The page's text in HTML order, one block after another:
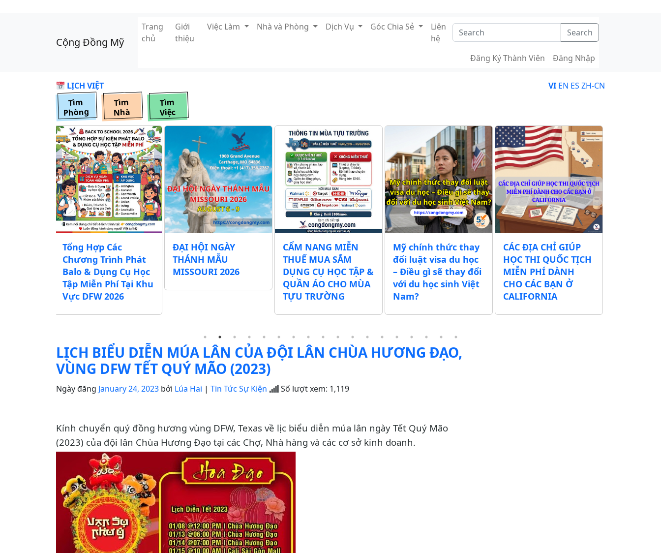
Cộng Đồng Mỹ
Trang
chủ
Giới
thiệu
Việc Làm Nhà và Phòng Dịch Vụ Góc Chia Sẻ
Liên
hệ
Search
Đăng Ký Thành Viên Đăng Nhập
LỊCH VIỆT VI EN ES ZH-CN
Tìm
Phòng
Tìm
Nhà
Tìm
Việc
Tổng Hợp Các
Chương Trình Phát
Balo & Dụng Cụ Học
Tập Miễn Phí Tại Khu
Vực DFW 2026
ĐẠI HỘI NGÀY
THÁNH MẪU
MISSOURI 2026
CẨM NANG MIỄN
THUẾ MUA SẮM
DỤNG CỤ HỌC TẬP &
QUẦN ÁO CHO MÙA
TỰU TRƯỜNG
Mỹ chính thức thay
đổi luật visa du học
– Điều gì sẽ thay đổi
với du học sinh Việt
Nam?
CÁC ĐỊA CHỈ GIÚP
HỌC THI QUỐC TỊCH
MIỄN PHÍ DÀNH
CHO CÁC BẠN Ở
CALIFORNIA
LỊCH BIỂU DIỄN MÚA LÂN CỦA ĐỘI LÂN CHÙA HƯƠNG ĐẠO,
VÙNG DFW TẾT QUÝ MÃO (2023)
Ngày đăng January 24, 2023 bởi Lúa Hai | Tin Tức Sự Kiện Số lượt xem: 1,119
Kính chuyển quý đồng hương vùng DFW, Texas về lịc biểu diễn múa lân ngày Tết Quý Mão
(2023) của đội lân Chùa Hương Đạo tại các Chợ, Nhà hàng và các cơ sở kinh doanh.